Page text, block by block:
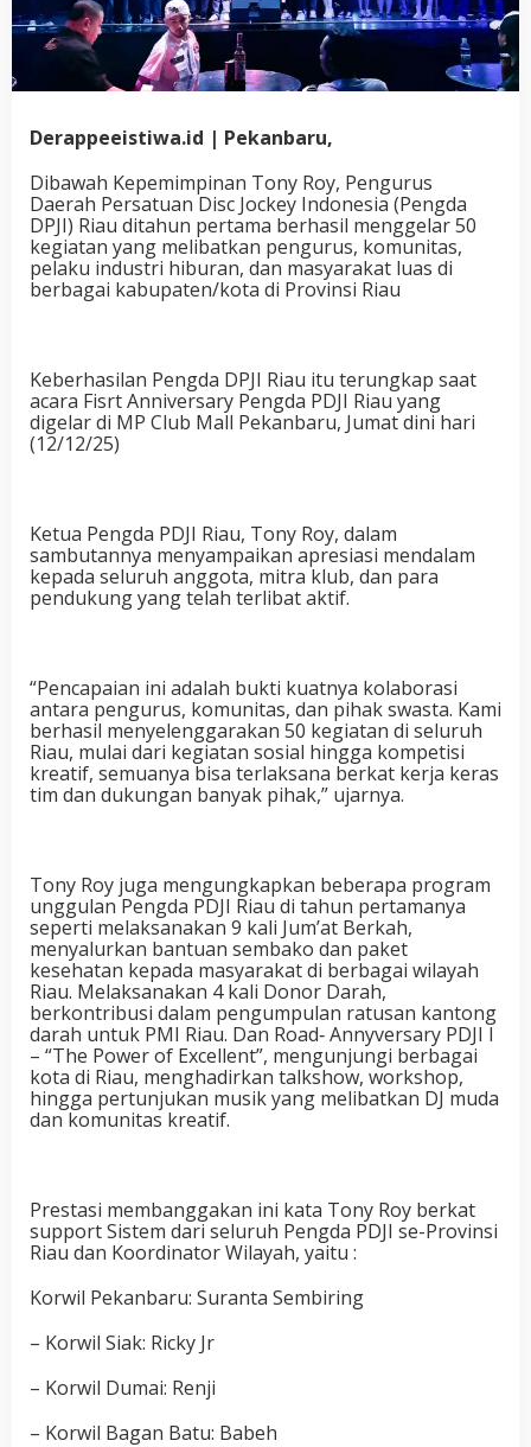
Derappeeistiwa.id | Pekanbaru,
Dibawah Kepemimpinan Tony Roy, Pengurus
Daerah Persatuan Disc Jockey Indonesia (Pengda
DPJI) Riau ditahun pertama berhasil menggelar 50
kegiatan yang melibatkan pengurus, komunitas,
pelaku industri hiburan, dan masyarakat luas di
berbagai kabupaten/kota di Provinsi Riau
Keberhasilan Pengda DPJI Riau itu terungkap saat
acara Fisrt Anniversary Pengda PDJI Riau yang
digelar di MP Club Mall Pekanbaru, Jumat dini hari
(12/12/25)
Ketua Pengda PDJI Riau, Tony Roy, dalam
sambutannya menyampaikan apresiasi mendalam
kepada seluruh anggota, mitra klub, dan para
pendukung yang telah terlibat aktif.
“Pencapaian ini adalah bukti kuatnya kolaborasi
antara pengurus, komunitas, dan pihak swasta. Kami
berhasil menyelenggarakan 50 kegiatan di seluruh
Riau, mulai dari kegiatan sosial hingga kompetisi
kreatif, semuanya bisa terlaksana berkat kerja keras
tim dan dukungan banyak pihak,” ujarnya.
Tony Roy juga mengungkapkan beberapa program
unggulan Pengda PDJI Riau di tahun pertamanya
seperti melaksanakan 9 kali Jum’at Berkah,
menyalurkan bantuan sembako dan paket
kesehatan kepada masyarakat di berbagai wilayah
Riau. Melaksanakan 4 kali Donor Darah,
berkontribusi dalam pengumpulan ratusan kantong
darah untuk PMI Riau. Dan Road‑ Annyversary PDJI I
– “The Power of Excellent”, mengunjungi berbagai
kota di Riau, menghadirkan talkshow, workshop,
hingga pertunjukan musik yang melibatkan DJ muda
dan komunitas kreatif.
Prestasi membanggakan ini kata Tony Roy berkat
support Sistem dari seluruh Pengda PDJI se-Provinsi
Riau dan Koordinator Wilayah, yaitu :
Korwil Pekanbaru: Suranta Sembiring
– Korwil Siak: Ricky Jr
– Korwil Dumai: Renji
– Korwil Bagan Batu: Babeh